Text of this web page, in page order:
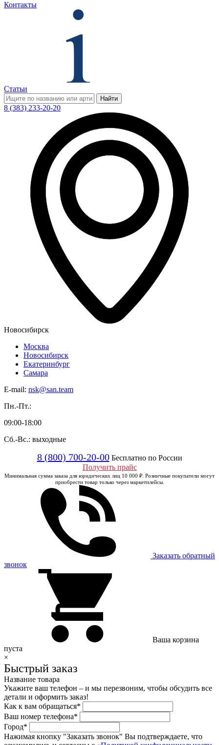
Контакты
Статьи
Найти
8 (383) 233-20-20
Новосибирск
Москва
Новосибирск
Екатеринбург
Самара
E-mail: nsk@san.team
Пн.-Пт.:
09:00-18:00
Сб.-Вс.: выходные
8 (800) 700-20-00 Бесплатно по России
Получить прайс
Минимальная сумма заказа для юридических лиц 10 000 ₽. Розничные покупатели могут
приобрести товар только через маркетплейсы.
Заказать обратный
звонок
Ваша корзина
пуста
×
Быстрый заказ
Название товара
Укажите ваш телефон – и мы перезвоним, чтобы обсудить все
детали и оформить заказ!
Как к вам обращаться*
Ваш номер телефона*
Город*
Нажимая кнопку "Заказать звонок" Вы подтверждаете, что